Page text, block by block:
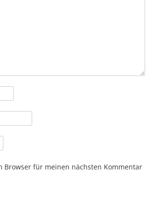
Browser für meinen nächsten Kommentar